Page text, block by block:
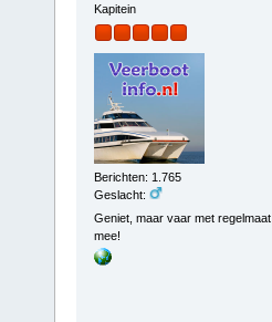
Kapitein
Berichten: 1.765
Geslacht:
Geniet, maar vaar met regelmaat
mee!